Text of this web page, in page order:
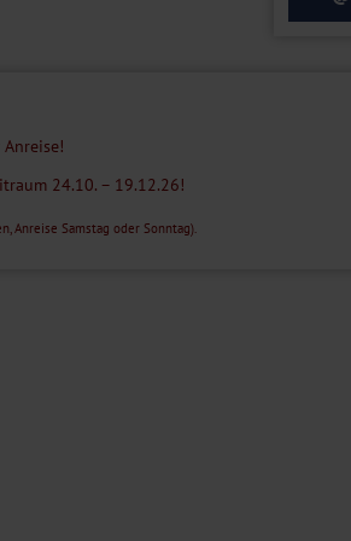
24.10. – 19.12.26!
Anreise Samstag oder Sonntag).